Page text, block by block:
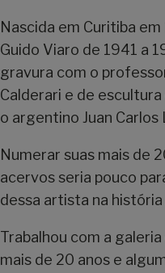
Nascida em Curitiba
Guido Viaro de 1941 a
gravura com o
Calderari e de
o argentino Juan
Numerar suas mais de
acervos seria pouco
dessa artista na
Trabalhou com a
mais de 20 anos e